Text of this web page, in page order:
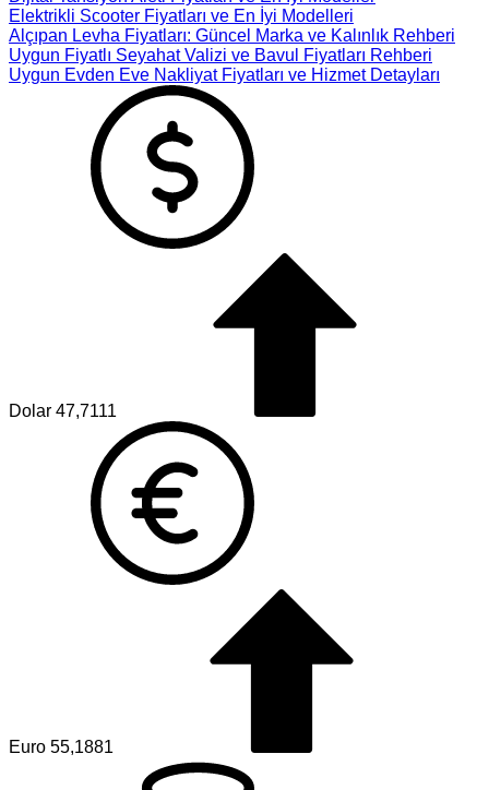
Elektrikli Scooter Fiyatları ve En İyi Modelleri
Alçıpan Levha Fiyatları: Güncel Marka ve Kalınlık Rehberi
Uygun Fiyatlı Seyahat Valizi ve Bavul Fiyatları Rehberi
Uygun Evden Eve Nakliyat Fiyatları ve Hizmet Detayları
Dolar 47,7111
Euro 55,1881